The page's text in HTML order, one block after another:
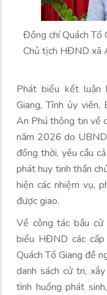
Đồng chí Quách Tố
Chủ tịch HĐND xã
Phát biểu kết luận
Giang, Tỉnh ủy
An Phú thông tin về
năm 2026 do
đồng thời, yêu cầu
phát huy tinh thần
hiện các nhiệm vụ,
được giao.
Về công tác bầu cử
biểu HĐND các
Quách Tố Giang đề
danh sách cử tri,
tình huống phát